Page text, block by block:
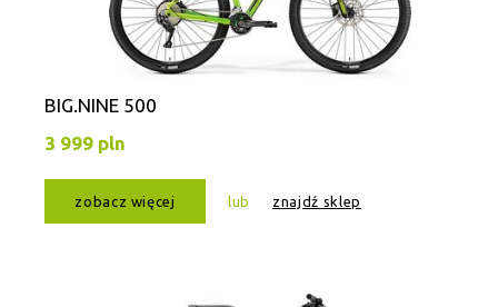
BIG.NINE 500
3 999 pln
zobacz więcej lub znajdź sklep